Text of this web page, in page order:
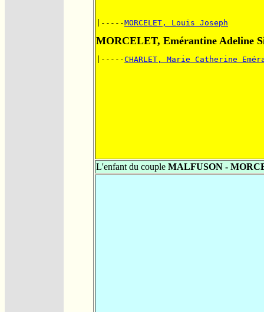
|-----MORCELET, Louis Joseph
MORCELET, Emérantine Adeline
|-----CHARLET, Marie Catherine
L'enfant du couple MALFUSON -